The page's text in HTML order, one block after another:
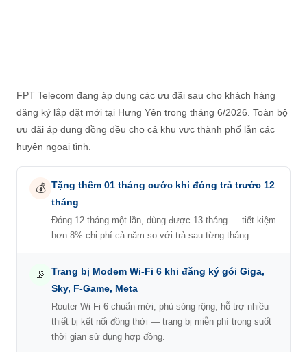
FPT Telecom đang áp dụng các ưu đãi sau cho khách hàng
đăng ký lắp đặt mới tại Hưng Yên trong tháng 6/2026. Toàn bộ
ưu đãi áp dụng đồng đều cho cả khu vực thành phố lẫn các
huyện ngoại tỉnh.
💰 Tặng thêm 01 tháng cước khi đóng trả trước 12
tháng
Đóng 12 tháng một lần, dùng được 13 tháng — tiết kiệm
hơn 8% chi phí cả năm so với trả sau từng tháng.
📡
Trang bị Modem Wi-Fi 6 khi đăng ký gói Giga,
Sky, F-Game, Meta
Router Wi-Fi 6 chuẩn mới, phủ sóng rộng, hỗ trợ nhiều
thiết bị kết nối đồng thời — trang bị miễn phí trong suốt
thời gian sử dụng hợp đồng.